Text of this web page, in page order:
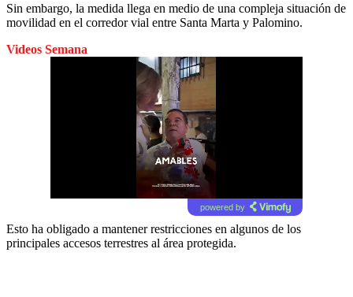
Sin embargo, la medida llega en medio de una compleja situación de
movilidad en el corredor vial entre Santa Marta y Palomino.
Videos Semana
powered by
Esto ha obligado a mantener restricciones en algunos de los
principales accesos terrestres al área protegida.